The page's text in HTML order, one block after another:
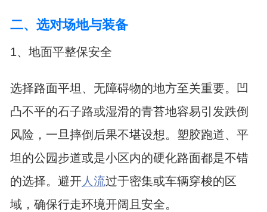
二、选对场地与装备
1、地面平整保安全
选择路面平坦、无障碍物的地方至关重要。凹
凸不平的石子路或湿滑的青苔地容易引发跌倒
风险，一旦摔倒后果不堪设想。塑胶跑道、平
坦的公园步道或是小区内的硬化路面都是不错
的选择。避开人流过于密集或车辆穿梭的区
域，确保行走环境开阔且安全。